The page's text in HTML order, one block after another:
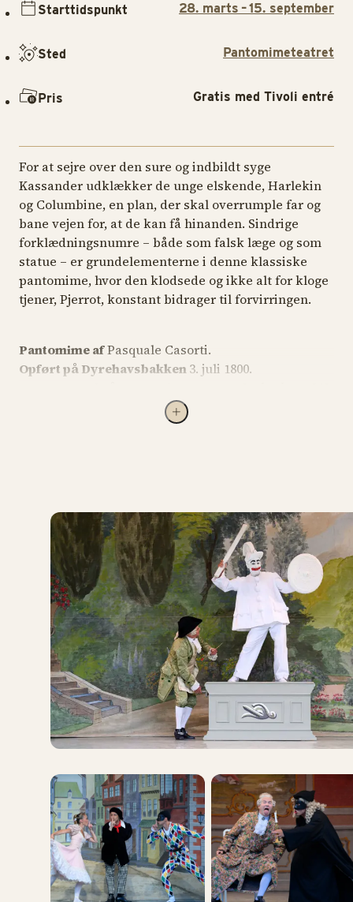
For at sejre over den sure og indbildt syge
Kassander udklækker de unge elskende, Harlekin
og Columbine, en plan, der skal overrumple far og
bane vejen for, at de kan få hinanden. Sindrige
forklædningsnumre – både som falsk læge og som
statue – er grundelementerne i denne klassiske
pantomime, hvor den klodsede og ikke alt for kloge
tjener, Pjerrot, konstant bidrager til forvirringen.
Pantomime afPasquale Casorti.
Opført på Dyrehavsbakken3. juli 1800.
ved Carstensens benefice-aften, hvor Niels Henrik
Volkersen debuterede som Pjerrot.
Dirigent
Martin Åkerwall
Starttidspunkt 28. marts – 15. september
Sted Pantomimeteatret
Pris Gratis med Tivoli entré